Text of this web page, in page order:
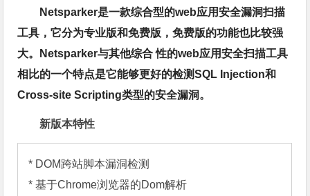
Netsparker是一款综合型的web应用安全漏洞扫描
工具，它分为专业版和免费版，免费版的功能也比较强
大。Netsparker与其他综合 性的web应用安全扫描工具
相比的一个特点是它能够更好的检测SQL Injection和
Cross-site Scripting类型的安全漏洞。
新版本特性
* DOM跨站脚本漏洞检测
* 基于Chrome浏览器的Dom解析